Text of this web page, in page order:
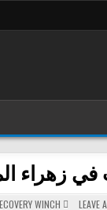
24 ساعة
LEAVE
ON
POSTED
WINCH